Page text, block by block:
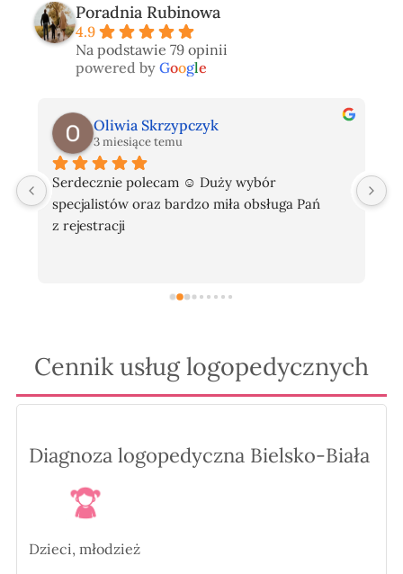
Poradnia Rubinowa
4.9
Na podstawie 79 opinii
powered by Google
Oliwia Skrzypczyk
3 miesiące temu
Serdecznie polecam ☺️ Duży wybór
specjalistów oraz bardzo miła obsługa Pań
z rejestracji
Cennik usług logopedycznych
Diagnoza logopedyczna Bielsko-Biała
Dzieci, młodzież